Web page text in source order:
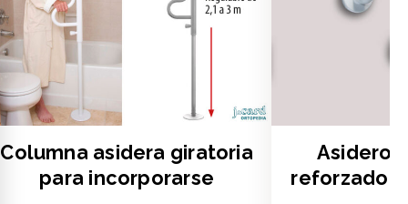
Columna asidera giratoria
para incorporarse
Asidero
reforzado